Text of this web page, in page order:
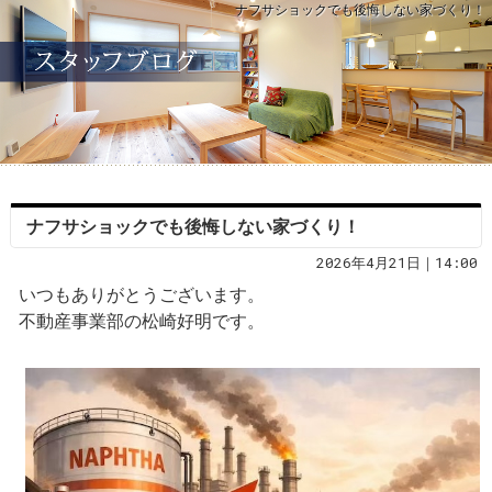
ナフサショックでも後悔しない家づくり！
ナフサショックでも後悔しない家づくり！
2026年4月21日｜14:00
いつもありがとうございます。
不動産事業部の松崎好明です。